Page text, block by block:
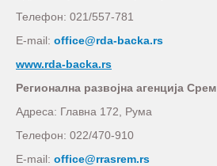
Телефон: 021/557-781
E-mail: office@rda-backa.rs
www.rda-backa.rs
Регионална развојна агенција Срем
Адреса: Главна 172, Рума
Телефон: 022/470-910
E-mail: office@rrasrem.rs